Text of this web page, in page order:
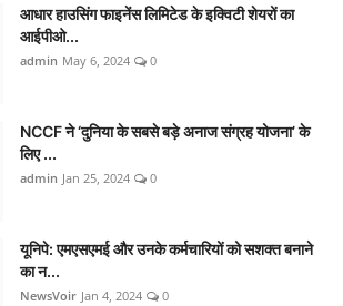
आधार हाउसिंग फाइनेंस लिमिटेड के इक्विटी शेयरों का
आईपीओ...
admin May 6, 2024 0
NCCF ने ‘दुनिया के सबसे बड़े अनाज संग्रह योजना’ के
लिए ...
admin Jan 25, 2024 0
यूनिपे: एमएसएमई और उनके कर्मचारियों को सशक्त बनाने
का न...
NewsVoir Jan 4, 2024 0